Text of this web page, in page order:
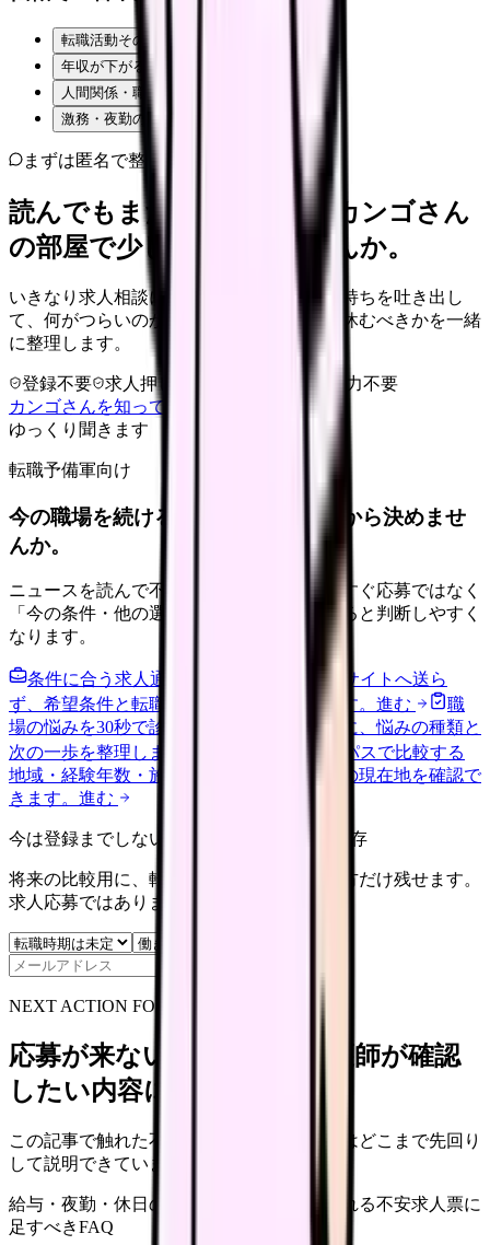
転職活動そのものが不安
年収が下がるのが怖い
人間関係・職場の雰囲気
激務・夜勤の負担
まずは匿名で整理
読んでもまだ苦しいなら、カンゴさん
の部屋で少し話してみませんか。
いきなり求人相談には進みません。今の気持ちを吐き出し
て、何がつらいのか、辞めるべきか、少し休むべきかを一緒
に整理します。
登録不要 求人押し売りなし
病院名は入力不要
カンゴさんを知ってから相談する
ゆっくり聞きます
転職予備軍向け
今の職場を続けるか、条件を比べてから決めませ
んか。
ニュースを読んで不安が強くなった時は、すぐ応募ではなく
「今の条件・他の選択肢・相談先」を分けると判断しやすく
なります。
条件に合う求人通知を受け取る
外部転職サイトへ送ら
ず、希望条件と転職時期を自社で預かります。 進む
職
場の悩みを30秒で診断
辞めるべきか迷う前に、悩みの種類と
次の一歩を整理します。
給料コンパスで比較する
地域・経験年数・施設形態から、今の給料の現在地を確認で
きます。 進む
今は登録までしない人向け: 希望条件だけ保存
将来の比較用に、転職時期と気になる働き方だけ残せます。
求人応募ではありません。
NEXT ACTION FOR CLINICS
応募が来ない求人票を、看護師が確認
したい内容に直せます
この記事で触れた不安を、自院の求人票ではどこまで先回り
して説明できていますか？
給与・夜勤・休日の見せ方 応募前に離脱される不安求人票に
足すべきFAQ